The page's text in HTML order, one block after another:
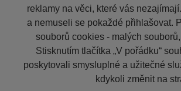
reklamy na věci, které vás
a nemuseli se pokaždé přihlašovat.
souborů cookies - malých
Stisknutím tlačítka „V pořádku“
poskytovali smysluplné a užitečné
kdykoli změnit na